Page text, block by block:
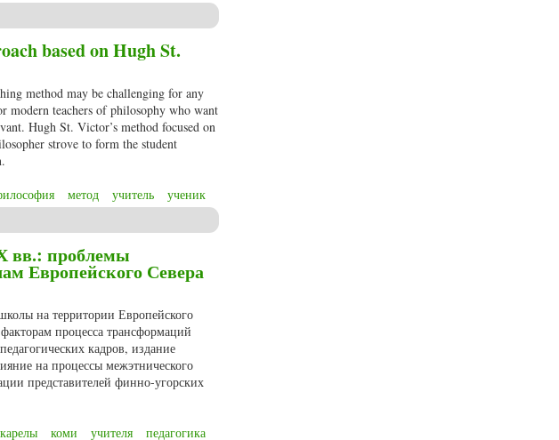
based on Hugh St.
method may be challenging for any
modern teachers of philosophy who want
Hugh St. Victor’s method focused on
strove to form the student
метод учитель ученик
вв.: проблемы
Европейского Севера
на территории Европейского
процесса трансформаций
кадров, издание
на процессы межэтнического
представителей финно-угорских
карелы коми учителя педагогика